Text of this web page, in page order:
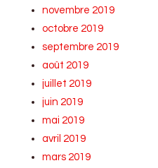
novembre 2019
octobre 2019
septembre 2019
août 2019
juillet 2019
juin 2019
mai 2019
avril 2019
mars 2019